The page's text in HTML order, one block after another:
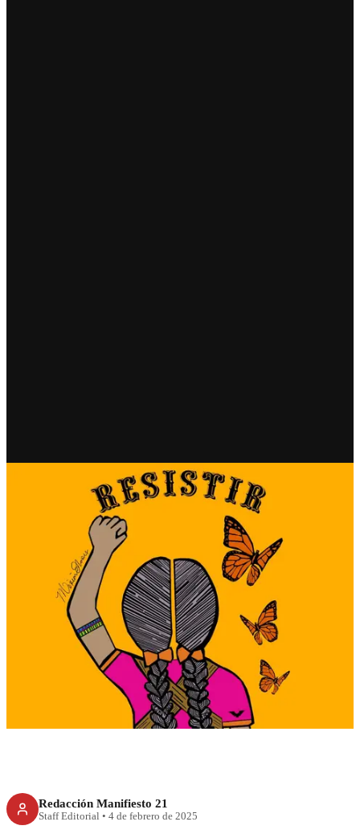
RECIENTE
A los inmigrantes solo les
queda defenderse y resistir
Redacción Manifiesto 21
Staff Editorial • 4 de febrero de 2025